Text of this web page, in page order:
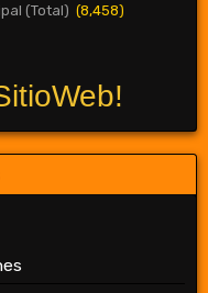
(Total) (8,458)